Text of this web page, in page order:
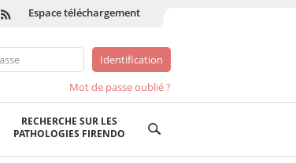
Espace téléchargement
Mot de passe oublié ?
RECHERCHE SUR LES
PATHOLOGIES FIRENDO